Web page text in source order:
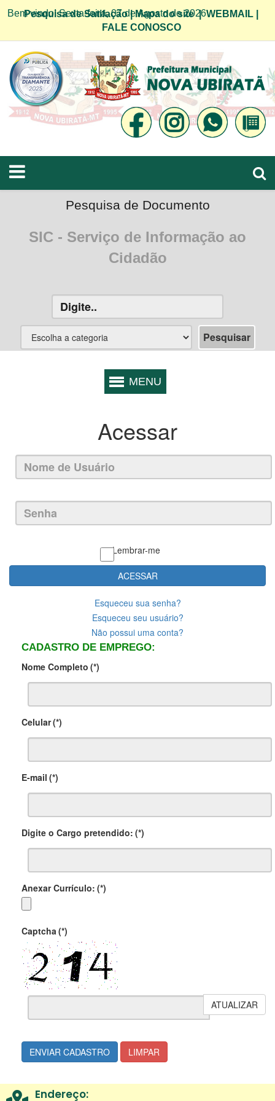
Bem vindo! Sexta-feira, 07 de Agosto de 2026
Pesquisa de Satifação|Mapa do site|WEBMAIL
FALE CONOSCO
Pesquisa de Documento
SIC - Serviço de Informação ao
Cidadão
Acessar
Lembrar-me
ACESSAR
Esqueceu sua senha?
Esqueceu seu usuário?
Não possui uma conta?
CADASTRO DE EMPREGO:
Nome Completo (*)
Celular(*)
E-mail (*)
Digite o Cargo pretendido: (*)
Anexar Currículo: (*)
Captcha (*)
ATUALIZAR
ENVIAR CADASTRO LIMPAR
Endereço: